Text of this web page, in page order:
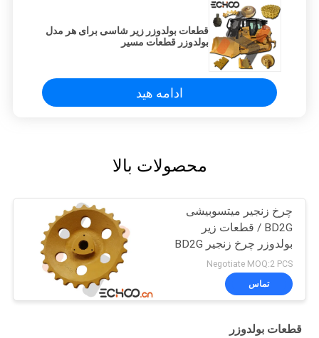
قطعات بولدوزر زیر شاسی برای هر مدل
بولدوزر قطعات مسیر
ادامه هید
محصولات بالا
چرخ زنجیر میتسوبیشی
BD2G / قطعات زیر
بولدوزر چرخ زنجیر BD2G
Negotiate MOQ:2 PCS
تماس
قطعات بولدوزر